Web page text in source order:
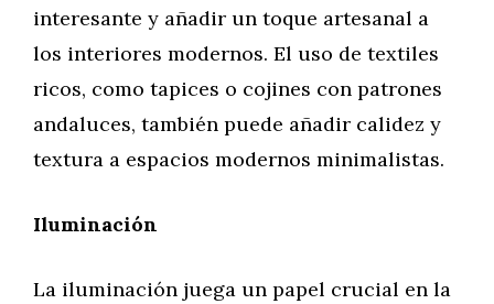
interesante y añadir un toque artesanal a
los interiores modernos. El uso de textiles
ricos, como tapices o cojines con patrones
andaluces, también puede añadir calidez y
textura a espacios modernos minimalistas.
Iluminación
La iluminación juega un papel crucial en la